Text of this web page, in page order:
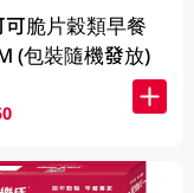
可脆片穀類早餐
(包裝隨機發放)